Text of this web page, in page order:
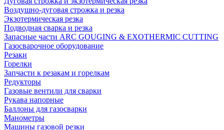
Воздушно-дуговая строжка и резка
Экзотермическая резка
Подводная сварка и резка
Запасные части ARC GOUGING & EXOTHERMIC CUTTING
Газосварочное оборудование
Резаки
Горелки
Запчасти к резакам и горелкам
Редукторы
Газовые вентили для сварки
Рукава напорные
Баллоны для газосварки
Манометры
Машины газовой резки